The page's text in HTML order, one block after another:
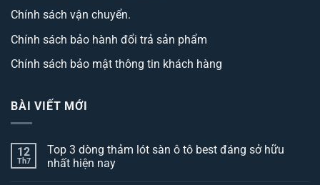
Chính sách vận chuyển.
Chính sách bảo hành đổi trả sản phẩm
Chính sách bảo mật thông tin khách hàng
BÀI VIẾT MỚI
12
Th7
Top 3 dòng thảm lót sàn ô tô best đáng sở hữu
nhất hiện nay